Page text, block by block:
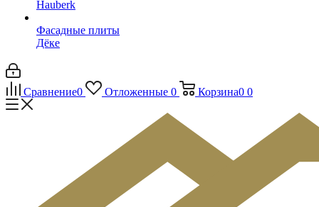
Hauberk
Фасадные плиты
Дёке
Сравнение0 Отложенные 0 Корзина0 0